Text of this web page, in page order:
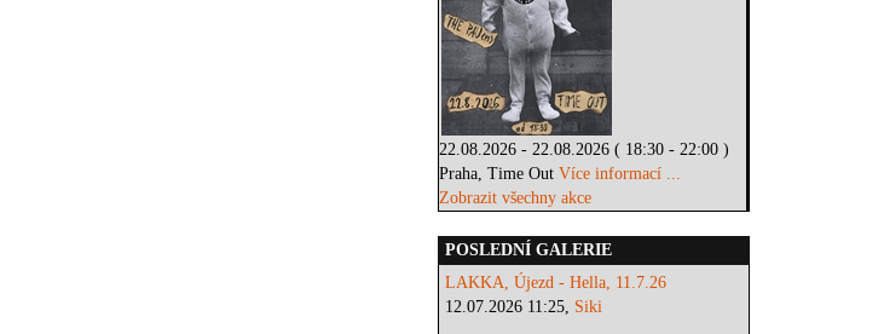
22.08.2026 - 22.08.2026 ( 18:30 - 22:00 )
Praha, Time OutVíce informací ...
Zobrazit všechny akce
POSLEDNÍ GALERIE
LAKKA, Újezd - Hella, 11.7.26
12.07.2026 11:25, Siki